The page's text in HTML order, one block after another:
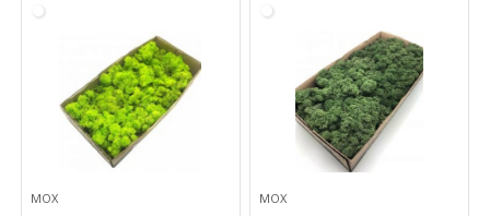
МОХ МОХ